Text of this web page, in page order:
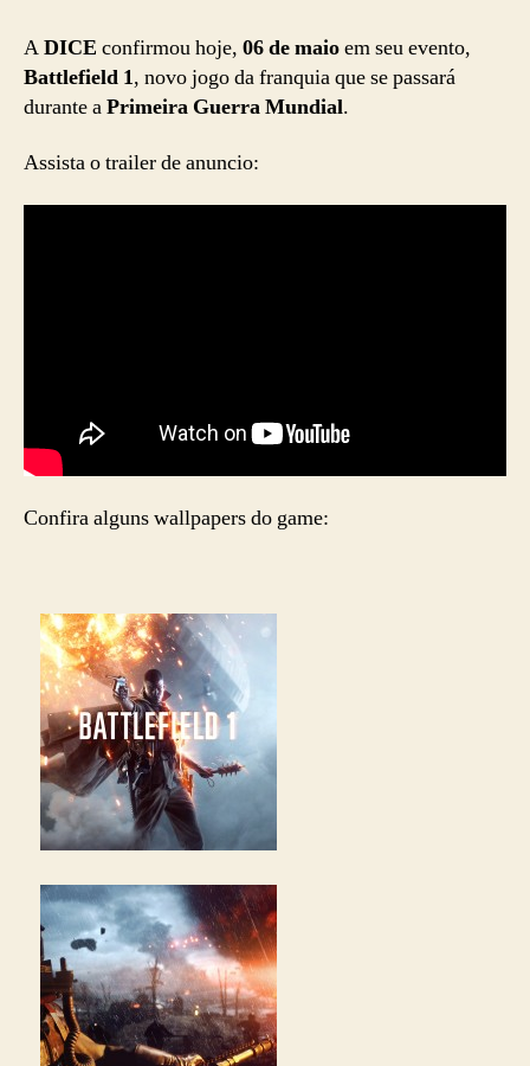
ADICE confirmou hoje, 06 de maioem seu evento,
Battlefield 1, novo jogo da franquia que se passará
durante aPrimeira Guerra Mundial.
Assista o trailer de anuncio:
Confira alguns wallpapers do game: